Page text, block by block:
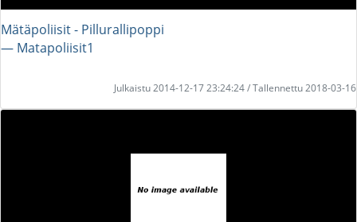
Mätäpoliisit - Pillurallipoppi
― Matapoliisit1
Julkaistu 2014-12-17 23:24:24 / Tallennettu 2018-03-16